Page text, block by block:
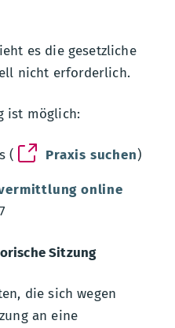
es die gesetzliche
nicht erforderlich.
ist möglich:
( Praxis suchen)
online
Sitzung
die sich wegen
an eine